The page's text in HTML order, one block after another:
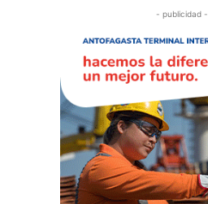
- publicidad -